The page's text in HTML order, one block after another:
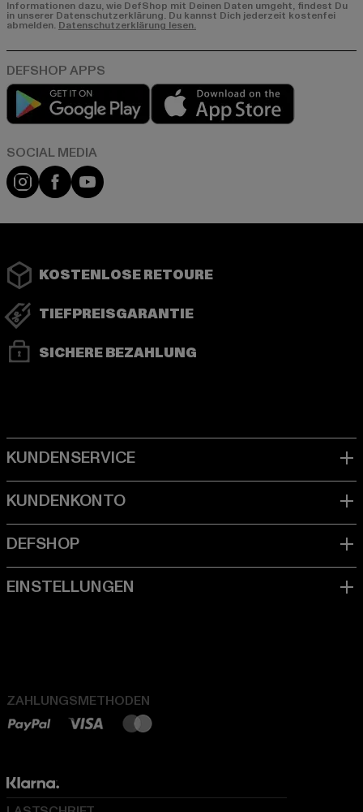
Informationen dazu, wie DefShop mit Deinen Daten umgeht, findest Du
in unserer Datenschutzerklärung. Du kannst Dich jederzeit kostenfei
abmelden. Datenschutzerklärung lesen.
Play market
Instagram
FacebookYouTube
KOSTENLOSE RETOURE
TIEFPREISGARANTIE
SICHERE BEZAHLUNG
ZAHLUNGSMETHODEN